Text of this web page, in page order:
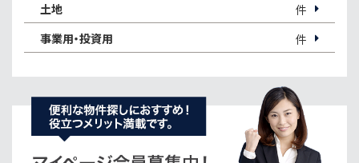
土地
件
事業用・投資用
件